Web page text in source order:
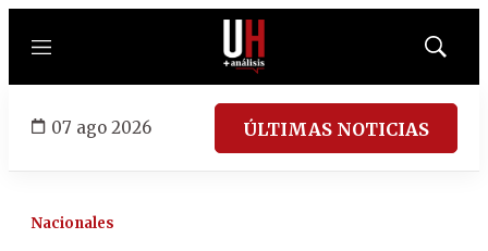
Menú
Mostrar
07 ago 2026 ÚLTIMAS NOTICIAS
Nacionales